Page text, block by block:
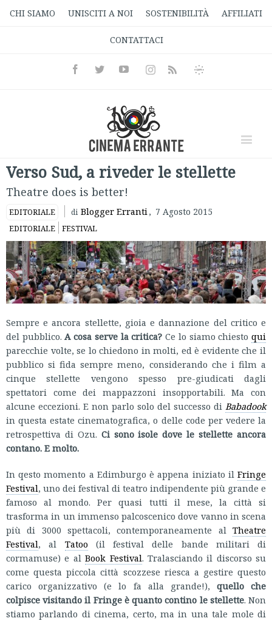
CHI SIAMO UNISCITI A NOI SOSTENIBILITÀ AFFILIATI
CONTATTACI
FacebookTwitterYoutubeInstagramRss
Informativa
Verso Sud, a riveder le stellette
Theatre does is better!
EDITORIALE di Blogger Erranti, 7 Agosto 2015
EDITORIALE FESTIVAL
Sempre e ancora stellette, gioia e dannazione del critico e
del pubblico.A cosa serve la critica? Ce lo siamo chiestoqui
parecchie volte, se lo chiedono in molti, ed è evidente che il
pubblico si fida sempre meno, considerando che i film a
cinque stellette vengono spesso pre-giudicati dagli
spettatori come dei mappazzoni insopportabili. Ma con
alcune eccezioni. E non parlo solo del successo di Babadook
in questa estate cinematografica, o delle code per vedere la
retrospettiva di Ozu. Ci sono isole dove le stellette ancora
contano. E molto.
In qesto momento a Edimburgo è appena iniziato il Fringe
Festival, uno dei festival di teatro indipendente più grande e
famoso al mondo. Per quasi tutti il mese, la città si
trasforma in un immenso palcoscenico dove vanno in scena
più di 3000 spettacoli, contemporaneamente al Theatre
Festival, al Tatoo (il festival delle bande militari di
cormamuse) e alBook Festival. Tralasciando il discorso su
come questa piccola città scozzese riesca a gestire questo
carico organizzativo (e lo fa alla grande!), quello che
colpisce visitando il Fringe è quanto contino le stellette. Non
stiamo parlando di cinema, certo, ma in una tale mole di